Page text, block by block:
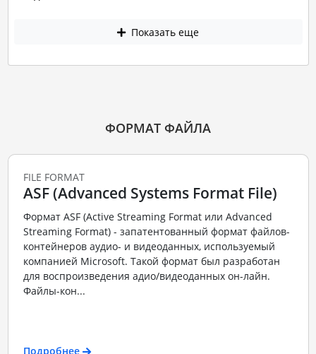
Показать еще
ФОРМАТ ФАЙЛА
FILE FORMAT
ASF (Advanced Systems Format File)
Формат ASF (Active Streaming Format или Advanced
Streaming Format) - запатентованный формат файлов-
контейнеров аудио- и видеоданных, используемый
компанией Microsoft. Такой формат был разработан
для воспроизведения адио/видеоданных он-лайн.
Файлы-кон...
Подробнее